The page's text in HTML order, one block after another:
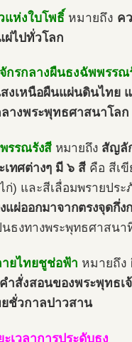
แห่งใบโพธิ์ หมายถึง ค
ผ่ไปทั่วโลก
กรกลางผืนธงฉัพพรรณ
งเหนือผืนแผ่นดินไทย
างพระพุทธศาสนาโลก
รรณรังสี หมายถึง สัญลั
เทศต่างๆ มี ๖ สี คือ สีเ
ก่) และสีเลื่อมพรายปร
แผ่ออกมาจากตรงจุดกึ่ง
นธงทางพระพุทธศาสน
ยไทยชูช่อฟ้า หมายถึง
ำสั่งสอนของพระพุทธ
ชั่วกาลปาวสาน
ะเวลาการประดับธง